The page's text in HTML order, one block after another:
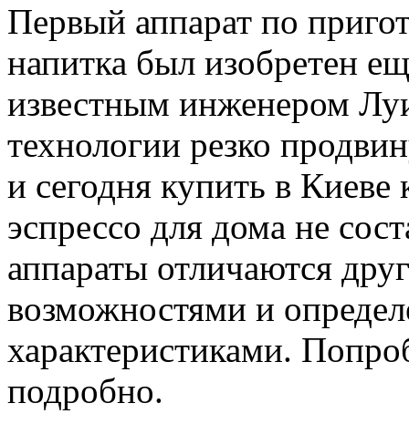
Первый аппарат по
напитка был изобретен
известным инженером
технологии резко
и сегодня купить в
эспрессо для дома не
аппараты отличаются
возможностями и
характеристиками.
подробно.